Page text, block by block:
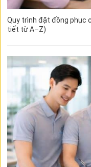
Quy trình đặt đồng phục
tiết từ A–Z)